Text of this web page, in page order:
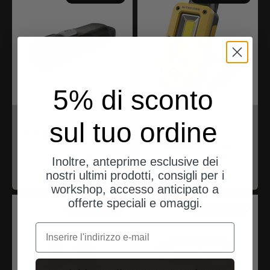
Tiki LE - 300 Lumen
NWL20 -
600 Lumen
Angebot
$50.00
spedizioni dalla Germania spedizioni dalla Germania
5% di sconto
sul tuo ordine
Inoltre, anteprime esclusive dei
nostri ultimi prodotti, consigli per i
workshop, accesso anticipato a
offerte speciali e omaggi.
e-mail